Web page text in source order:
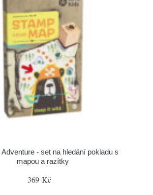
Adventure - set na hledání pokladu s
mapou a razítky
369 Kč